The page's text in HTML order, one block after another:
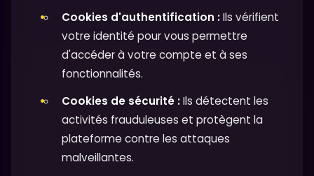
Cookies d'authentification :Ils vérifient
votre identité pour vous permettre
d'accéder à votre compte et à ses
fonctionnalités.
Cookies de sécurité :Ils détectent les
activités frauduleuses et protègent la
plateforme contre les attaques
malveillantes.